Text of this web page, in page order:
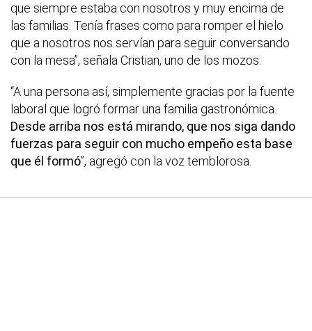
que siempre estaba con nosotros y muy encima de
las familias. Tenía frases como para romper el hielo
que a nosotros nos servían para seguir conversando
con la mesa”, señala Cristian, uno de los mozos.
“A una persona así, simplemente gracias por la fuente
laboral que logró formar una familia gastronómica.
Desde arriba nos está mirando, que nos siga dando
fuerzas para seguir con mucho empeño esta base
que él formó”, agregó con la voz temblorosa.